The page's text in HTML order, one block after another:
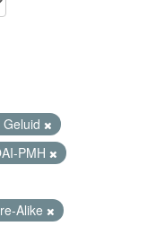
PMH
Alike